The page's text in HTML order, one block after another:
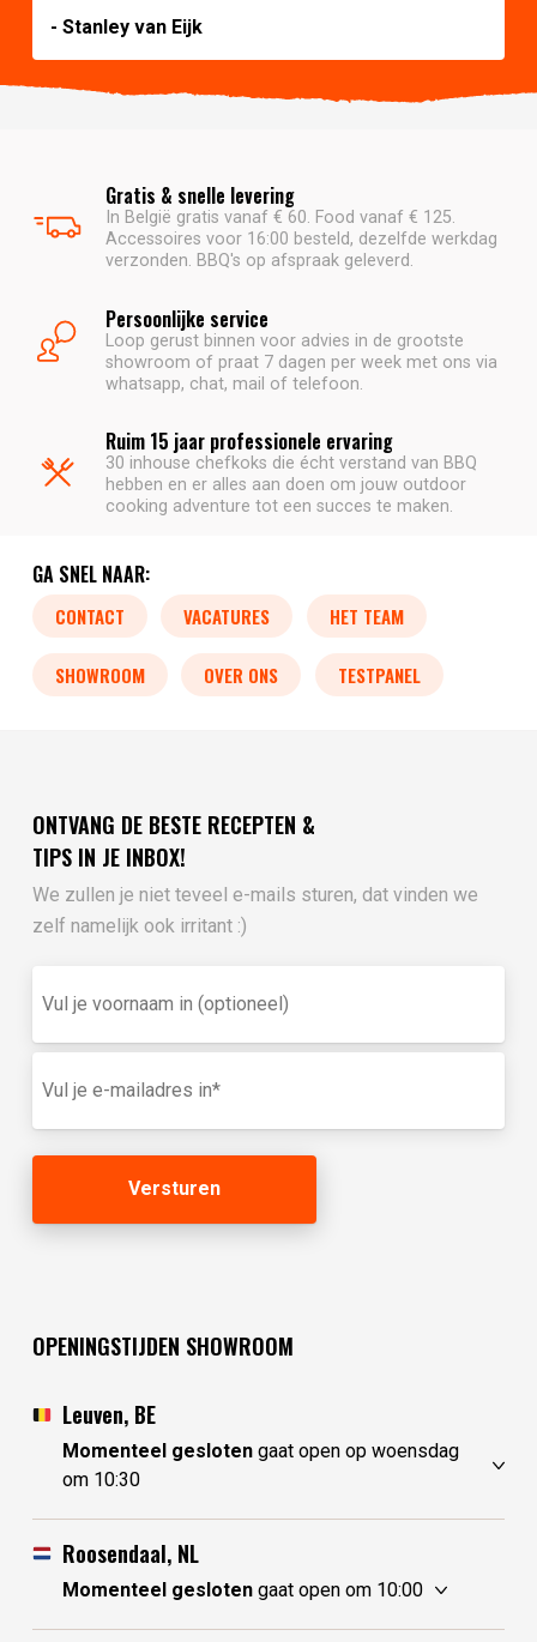
- Stanley van Eijk
Gratis & snelle levering
In België gratis vanaf € 60. Food vanaf € 125.
Accessoires voor 16:00 besteld, dezelfde werkdag
verzonden. BBQ's op afspraak geleverd.
Persoonlijke service
Loop gerust binnen voor advies in de grootste
showroom of praat 7 dagen per week met ons via
whatsapp, chat, mail of telefoon.
Ruim 15 jaar professionele ervaring
30 inhouse chefkoks die écht verstand van BBQ
hebben en er alles aan doen om jouw outdoor
cooking adventure tot een succes te maken.
GA SNEL NAAR:
CONTACT VACATURES HET TEAM
SHOWROOM OVER ONS TESTPANEL
ONTVANG DE BESTE RECEPTEN &
TIPS IN JE INBOX!
We zullen je niet teveel e-mails sturen, dat vinden we
zelf namelijk ook irritant :)
je
in
(optioneel)
mailadres
OPENINGSTIJDEN SHOWROOM
Leuven, BE
Momenteel geslotengaat open op woensdag
om 10:30
maandag
Roosendaal, NL
Momenteel geslotengaat open om 10:00